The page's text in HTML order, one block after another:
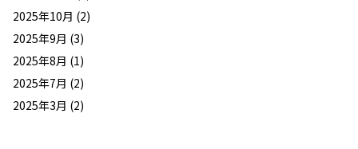
2025年10月 (2)
2025年9月 (3)
2025年8月 (1)
2025年7月 (2)
2025年3月 (2)